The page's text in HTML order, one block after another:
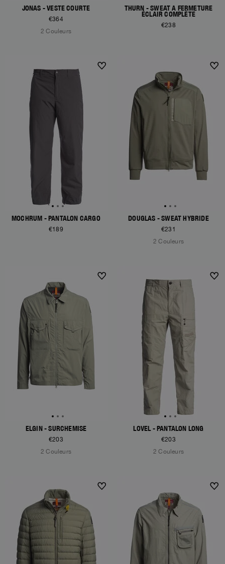
JONAS - VESTE COURTE
€364
2 Couleurs
THURN - SWEAT À FERMETURE
ÉCLAIR COMPLÈTE
€238
MOCHRUM - PANTALON CARGO
€189
DOUGLAS - SWEAT HYBRIDE
€231
2 Couleurs
ELGIN - SURCHEMISE
€203
2 Couleurs
LOVEL - PANTALON LONG
€203
2 Couleurs